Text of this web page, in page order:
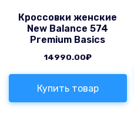
Кроссовки женские
New Balance 574
Premium Basics
14990.00₽
Купить товар